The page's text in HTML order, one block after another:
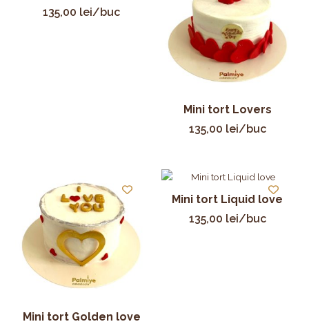
135,00 lei/buc
Mini tort Lovers
135,00 lei/buc
Mini tort Golden love
Mini tort Liquid love
135,00 lei/buc